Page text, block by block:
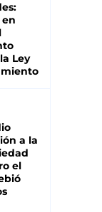
Ley
a la
el